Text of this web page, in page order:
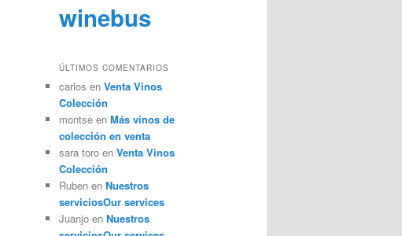
winebus
ÚLTIMOS COMENTARIOS
carlos en Venta Vinos
Colección
montse en Más vinos de
colección en venta
sara toro en Venta Vinos
Colección
Ruben en Nuestros
serviciosOur services
Juanjo en Nuestros